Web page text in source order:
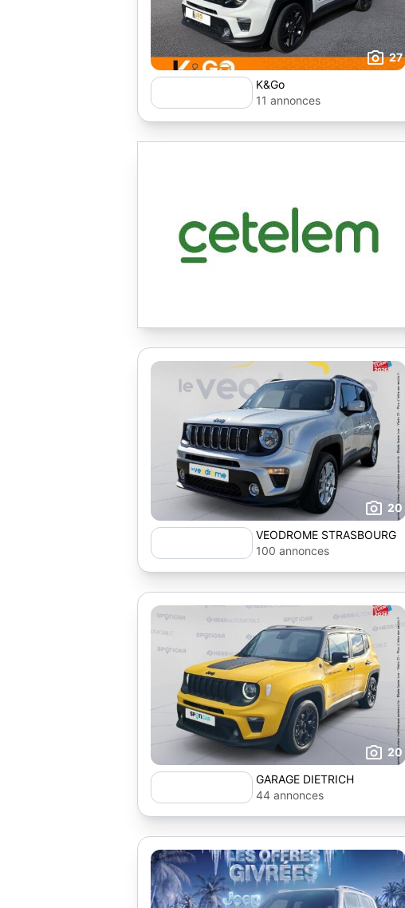
27
K&Go
11 annonces
20
VEODROME STRASBOURG
100 annonces
20
GARAGE DIETRICH
44 annonces